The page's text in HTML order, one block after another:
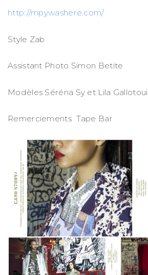
http://mpywashere.com/
Style Zab
Assistant Photo Simon Betite
Modèles Séréna Sy et Lila Gallotoui
Remerciements Tape Bar